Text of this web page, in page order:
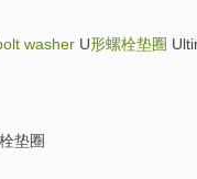
washer U形螺栓垫圈
垫圈